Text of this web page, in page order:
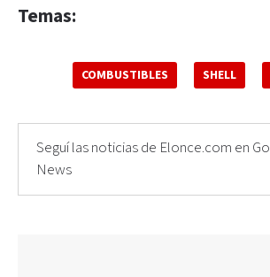
Temas:
COMBUSTIBLES SHELL
Seguí las noticias de Elonce.com en
News